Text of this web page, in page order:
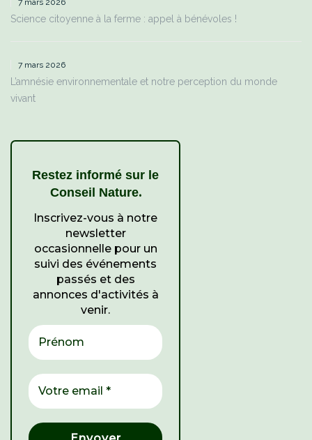
7 mars 2026
Science citoyenne à la ferme : appel à bénévoles !
7 mars 2026
L’amnésie environnementale et notre perception du monde
vivant
Restez informé sur le
Conseil Nature.
Inscrivez-vous à notre
newsletter
occasionnelle pour un
suivi des événements
passés et des
annonces d'activités à
venir.